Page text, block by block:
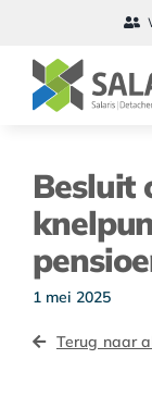
inhoud
Besluit
1 mei 2025
Terug naar